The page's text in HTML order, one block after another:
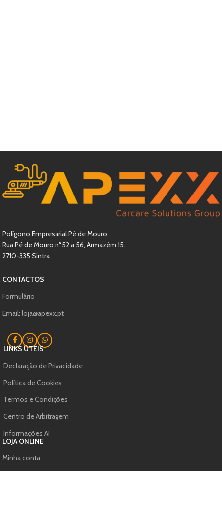
Polígono Empresarial Pé de Mouro
Rua Pé de Mouro n°52 a 56, Armazém 15.
2710-335 Sintra
CONTACTOS
Formulário
Email: loja@apexx.pt
LINKS ÚTEIS
Declaração de Privacidade
Política de Cookies
Termos e Condições
Centro de Arbitragem
Informações AI
LOJA ONLINE
Minha conta